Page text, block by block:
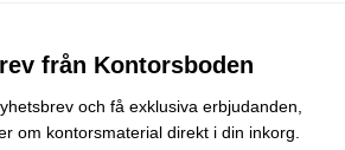
från Kontorsboden
och få exklusiva erbjudanden,
om kontorsmaterial direkt i din inkorg.